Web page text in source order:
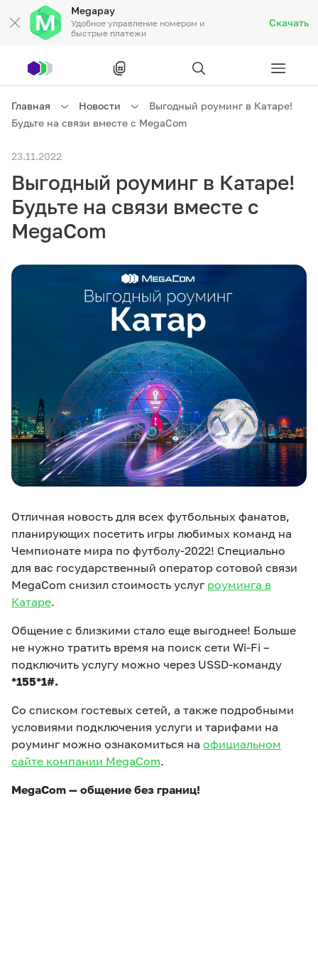
Megapay
Удобное управление номером и
быстрые платежи
Скачать
Частным клиентам
Бизнесу
Связь
M2M
Все услуги Развлечения Соц.сети
Звонки и SMS Подбор номера Доставка SIM
Компания
Карта офисов и
покрытие
Сервисы
MegaPay MegaKassa
Главная Новости
Выгодный роуминг в Катаре!
Будьте на связи вместе с MegaCom
23.11.2022
Выгодный роуминг в Катаре!
Будьте на связи вместе с
MegaCom
Отличная новость для всех футбольных фанатов,
планирующих посетить игры любимых команд на
Чемпионате мира по футболу-2022! Специально
для вас государственный оператор сотовой связи
MegaCom снизил стоимость услуг роуминга в
Катаре.
Общение с близкими стало еще выгоднее! Больше
не нужно тратить время на поиск сети Wi-Fi –
подключить услугу можно через USSD-команду
*155*1#.
Со списком гостевых сетей, а также подробными
условиями подключения услуги и тарифами на
роуминг можно ознакомиться на официальном
сайте компании MegaCom.
MegaCom — общение без границ!